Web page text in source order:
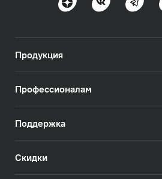
Продукция
Профессионалам
Поддержка
Скидки